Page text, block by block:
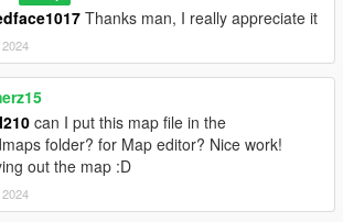
Thanks man, I really appreciate it
can I put this map file in the
folder? for Map editor? Nice work!
out the map :D